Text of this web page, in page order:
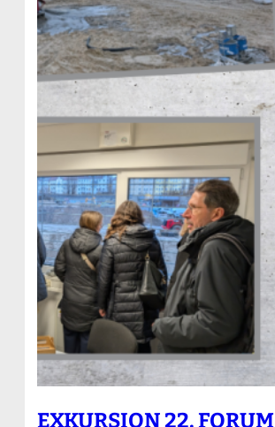
EXKURSION 22. FORUM